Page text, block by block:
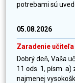
potrebami sú
05.08.2026
Zaradenie učiteľa
Dobrý deň, Vaša
11 ods. 1, písm.
najmenej